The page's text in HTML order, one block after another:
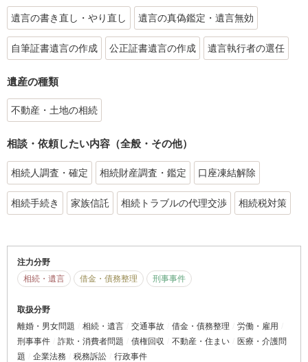
遺言の書き直し・やり直し 遺言の真偽鑑定・遺言無効
自筆証書遺言の作成 公正証書遺言の作成 遺言執行者の選任
遺産の種類
不動産・土地の相続
相談・依頼したい内容（全般・その他）
相続人調査・確定 相続財産調査・鑑定 口座凍結解除
相続手続き 家族信託 相続トラブルの代理交渉 相続税対策
注力分野
相続・遺言
借金・債務整理 刑事事件
取扱分野
離婚・男女問題
相続・遺言 交通事故 借金・債務整理
労働・雇用
刑事事件
詐欺・消費者問題 債権回収 不動産・住まい
医療・介護問
題
企業法務 税務訴訟 行政事件